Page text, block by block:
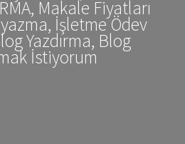
Makale Fiyatları
İşletme Ödev
Yazdırma, Blog
İstiyorum